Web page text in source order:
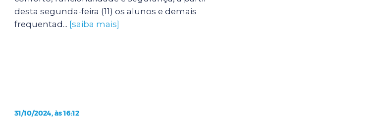
desta segunda-feira (11) os alunos e demais
frequentad... [saiba mais]
31/10/2024, às 16:12